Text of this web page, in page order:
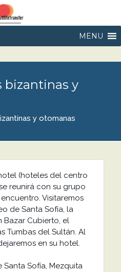
MENU
bizantinas y
y otomanas
(hoteles del centro
reunirá con su grupo
Visitaremos
de Santa Sofía, la
Bazar Cubierto, el
Tumbas del Sultán. Al
en su hotel.
Sofía, Mezquita